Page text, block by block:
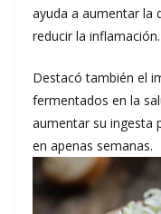
ayuda a aumentar la
reducir la inflamación.
Destacó también el
fermentados en la
aumentar su ingesta
en apenas semanas.